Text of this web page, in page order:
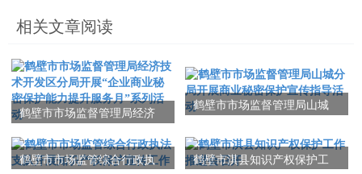
相关文章阅读
鹤壁市市场监督管理局经济
业秘密保护能力提升服务
月”系列活动
鹤壁市市场监督管理局山城
指导活动
鹤壁市市场监管综合行政执
鹤壁市淇县知识产权保护工